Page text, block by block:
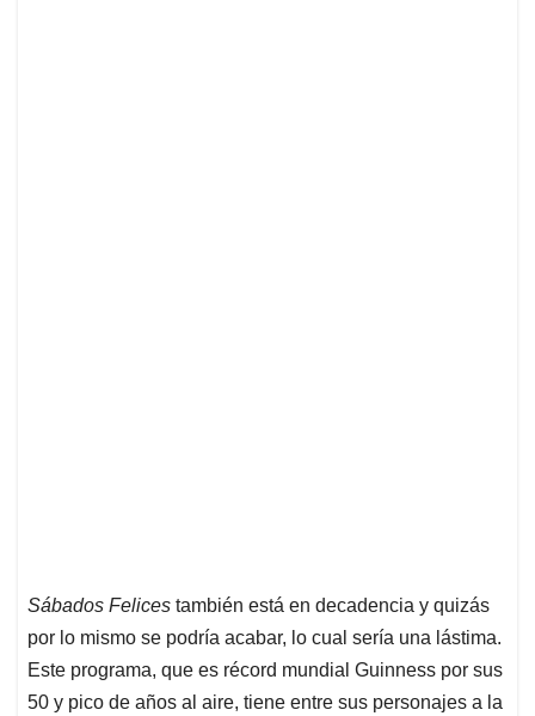
Sábados Felices también está en decadencia y quizás
por lo mismo se podría acabar, lo cual sería una lástima.
Este programa, que es récord mundial Guinness por sus
50 y pico de años al aire, tiene entre sus personajes a la